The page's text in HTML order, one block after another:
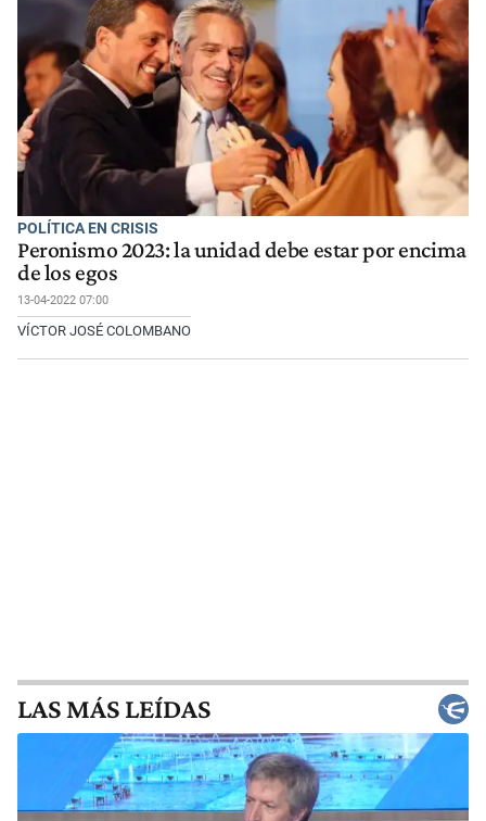
POLÍTICA EN CRISIS
Peronismo 2023: la unidad debe estar por encima
de los egos
13-04-2022 07:00
VÍCTOR JOSÉ COLOMBANO
LAS MÁS LEÍDAS